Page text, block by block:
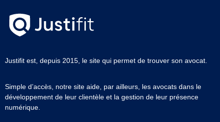
Justifit est, depuis 2015, le site qui permet de trouver son avocat.
Simple d’accès, notre site aide, par ailleurs, les avocats dans le
développement de leur clientèle et la gestion de leur présence
numérique.